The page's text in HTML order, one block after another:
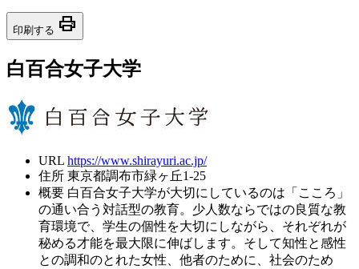
印刷する print
白百合女子大学
URL https://www.shirayuri.ac.jp/
住所 東京都調布市緑ヶ丘1-25
概要 白百合女子大学が大切にしているのは「こころ」
の通い合う対話型の教育。少人数ならではの良質な教
育環境で、学生の個性を大切にしながら、それぞれが
秘める才能を最大限に伸ばします。そして知性と感性
との調和のとれた女性、他者のために、社会のため